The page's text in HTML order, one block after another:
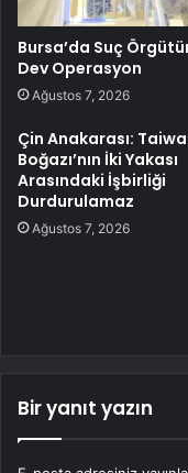
Bursa’da Suç
Dev Operasyon
Ağustos 7, 2026
Çin Anakarası:
Boğazı’nın İki Yakası
Arasındaki İşbirliği
Durdurulamaz
Ağustos 7, 2026
Bir yanıt yazın